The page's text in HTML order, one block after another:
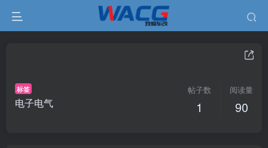
标签
电子电气
帖子数
1
阅读量
90